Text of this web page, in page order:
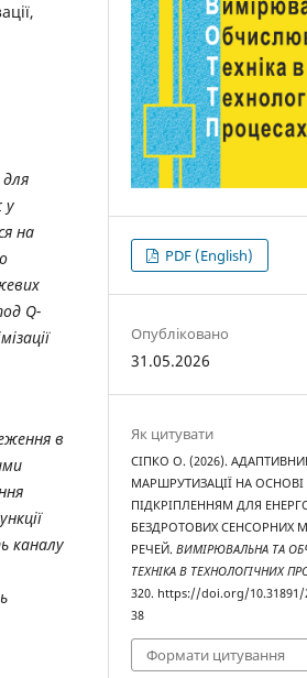
у
на
Q-
в
каналу
PDF (English)
Опубліковано
31.05.2026
Як цитувати
СІПКО O. (2026).
МАРШРУТИЗАЦІЇ НА ОСНОВІ
ПІДКРІПЛЕННЯМ ДЛЯ
БЕЗДРОТОВИХ СЕНСОРНИХ
РЕЧЕЙ.ВИМІРЮВАЛЬНА ТА
ТЕХНІКА В ТЕХНОЛОГІЧНИХ
320. https://doi.org/10.31891/
38
Формати цитування